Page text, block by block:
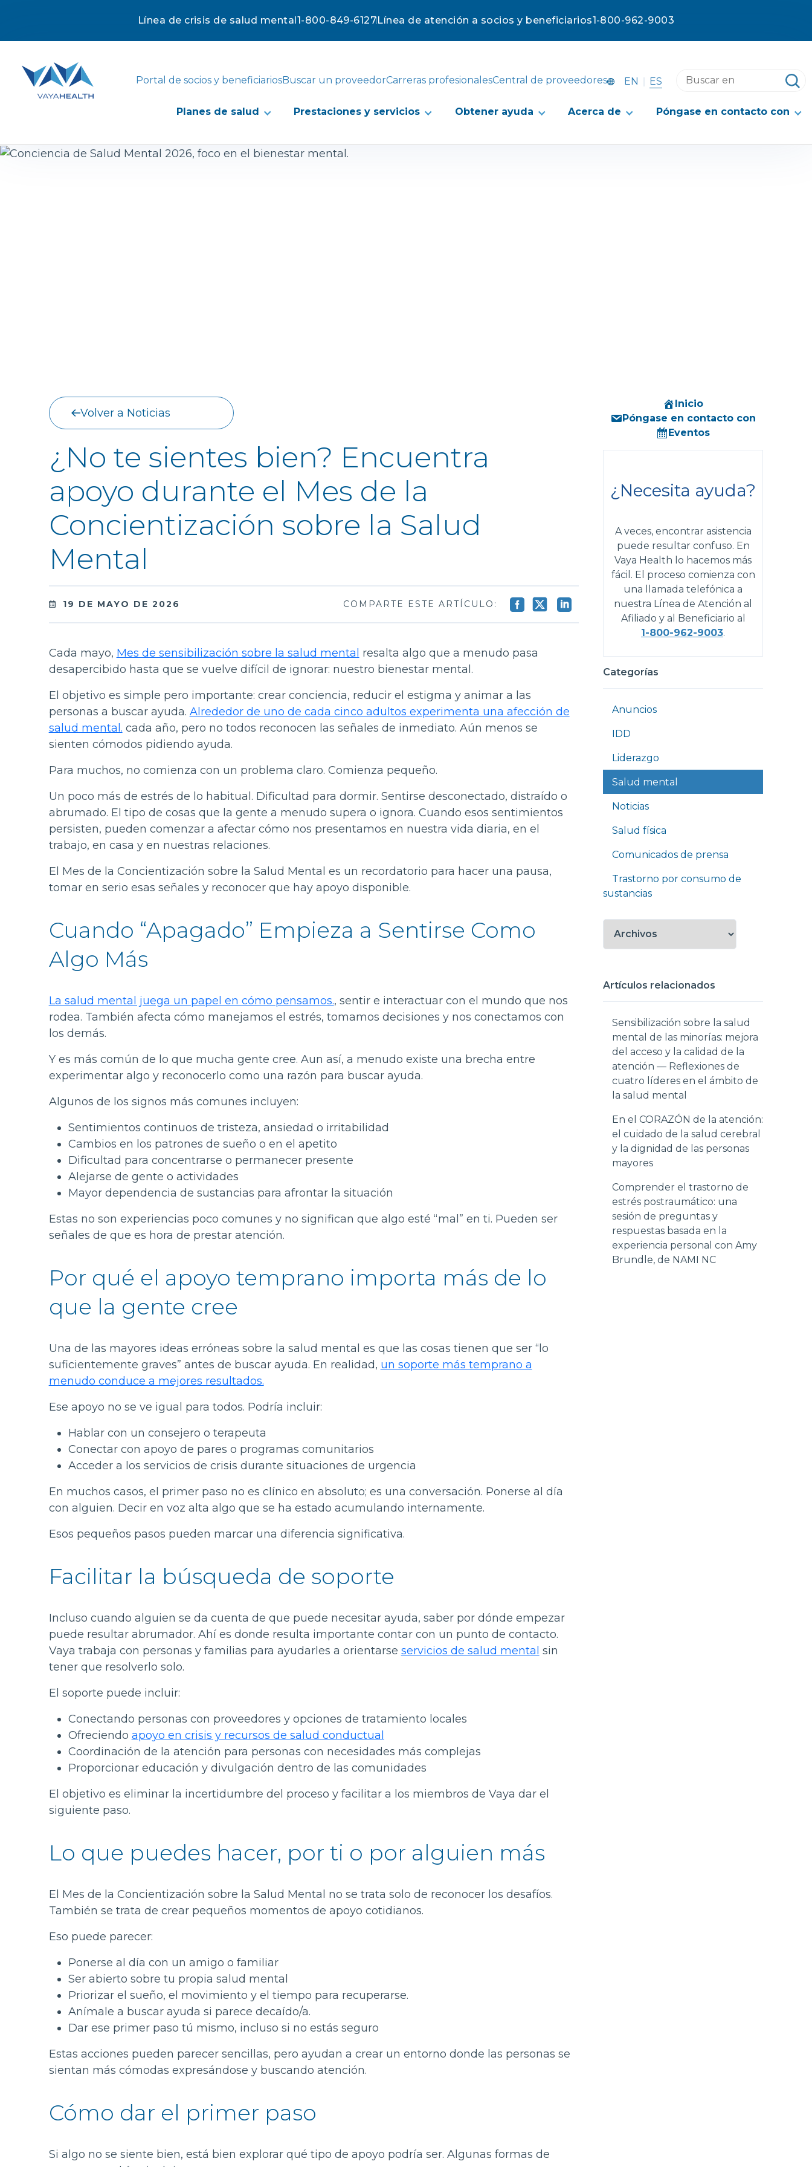
Línea de crisis de salud mental1-800-849-6127Línea de atención a socios y beneficiarios1-800-962-9003
contenido
Portal de socios y beneficiariosBuscar un proveedorCarreras profesionalesCentral de proveedores EN ES
Buscar
este
Planes de salud Prestaciones y servicios Obtener ayuda Acerca de Póngase en contacto con
Volver a Noticias
¿No te sientes bien? Encuentra
apoyo durante el Mes de la
Concientización sobre la Salud
Mental
19 DE MAYO DE 2026 COMPARTE ESTE ARTÍCULO:
Cada mayo, Mes de sensibilización sobre la salud mental resalta algo que a menudo pasa
desapercibido hasta que se vuelve difícil de ignorar: nuestro bienestar mental.
El objetivo es simple pero importante: crear conciencia, reducir el estigma y animar a las
personas a buscar ayuda. Alrededor de uno de cada cinco adultos experimenta una afección de
salud mental. cada año, pero no todos reconocen las señales de inmediato. Aún menos se
sienten cómodos pidiendo ayuda.
Para muchos, no comienza con un problema claro. Comienza pequeño.
Un poco más de estrés de lo habitual. Dificultad para dormir. Sentirse desconectado, distraído o
abrumado. El tipo de cosas que la gente a menudo supera o ignora. Cuando esos sentimientos
persisten, pueden comenzar a afectar cómo nos presentamos en nuestra vida diaria, en el
trabajo, en casa y en nuestras relaciones.
El Mes de la Concientización sobre la Salud Mental es un recordatorio para hacer una pausa,
tomar en serio esas señales y reconocer que hay apoyo disponible.
Cuando “Apagado” Empieza a Sentirse Como
Algo Más
La salud mental juega un papel en cómo pensamos., sentir e interactuar con el mundo que nos
rodea. También afecta cómo manejamos el estrés, tomamos decisiones y nos conectamos con
los demás.
Y es más común de lo que mucha gente cree. Aun así, a menudo existe una brecha entre
experimentar algo y reconocerlo como una razón para buscar ayuda.
Algunos de los signos más comunes incluyen:
Sentimientos continuos de tristeza, ansiedad o irritabilidad
Cambios en los patrones de sueño o en el apetito
Dificultad para concentrarse o permanecer presente
Alejarse de gente o actividades
Mayor dependencia de sustancias para afrontar la situación
Estas no son experiencias poco comunes y no significan que algo esté “mal” en ti. Pueden ser
señales de que es hora de prestar atención.
Por qué el apoyo temprano importa más de lo
que la gente cree
Una de las mayores ideas erróneas sobre la salud mental es que las cosas tienen que ser “lo
suficientemente graves” antes de buscar ayuda. En realidad, un soporte más temprano a
menudo conduce a mejores resultados.
Ese apoyo no se ve igual para todos. Podría incluir:
Hablar con un consejero o terapeuta
Conectar con apoyo de pares o programas comunitarios
Acceder a los servicios de crisis durante situaciones de urgencia
En muchos casos, el primer paso no es clínico en absoluto; es una conversación. Ponerse al día
con alguien. Decir en voz alta algo que se ha estado acumulando internamente.
Esos pequeños pasos pueden marcar una diferencia significativa.
Facilitar la búsqueda de soporte
Incluso cuando alguien se da cuenta de que puede necesitar ayuda, saber por dónde empezar
puede resultar abrumador. Ahí es donde resulta importante contar con un punto de contacto.
Vaya trabaja con personas y familias para ayudarles a orientarse servicios de salud mental sin
tener que resolverlo solo.
El soporte puede incluir:
Conectando personas con proveedores y opciones de tratamiento locales
Ofreciendo apoyo en crisis y recursos de salud conductual
Coordinación de la atención para personas con necesidades más complejas
Proporcionar educación y divulgación dentro de las comunidades
El objetivo es eliminar la incertidumbre del proceso y facilitar a los miembros de Vaya dar el
siguiente paso.
Lo que puedes hacer, por ti o por alguien más
El Mes de la Concientización sobre la Salud Mental no se trata solo de reconocer los desafíos.
También se trata de crear pequeños momentos de apoyo cotidianos.
Eso puede parecer:
Ponerse al día con un amigo o familiar
Ser abierto sobre tu propia salud mental
Priorizar el sueño, el movimiento y el tiempo para recuperarse.
Anímale a buscar ayuda si parece decaído/a.
Dar ese primer paso tú mismo, incluso si no estás seguro
Estas acciones pueden parecer sencillas, pero ayudan a crear un entorno donde las personas se
sientan más cómodas expresándose y buscando atención.
Cómo dar el primer paso
Si algo no se siente bien, está bien explorar qué tipo de apoyo podría ser. Algunas formas de
Inicio
Póngase en contacto con
Eventos
¿Necesita ayuda?
A veces, encontrar asistencia
puede resultar confuso. En
Vaya Health lo hacemos más
fácil. El proceso comienza con
una llamada telefónica a
nuestra Línea de Atención al
Afiliado y al Beneficiario al
1-800-962-9003.
Categorías
Anuncios
IDD
Liderazgo
Salud mental
Noticias
Salud física
Comunicados de prensa
Trastorno por consumo de
sustancias
Artículos relacionados
Sensibilización sobre la salud
mental de las minorías: mejora
del acceso y la calidad de la
atención — Reflexiones de
cuatro líderes en el ámbito de
la salud mental
En el CORAZÓN de la atención:
el cuidado de la salud cerebral
y la dignidad de las personas
mayores
Comprender el trastorno de
estrés postraumático: una
sesión de preguntas y
respuestas basada en la
experiencia personal con Amy
Brundle, de NAMI NC